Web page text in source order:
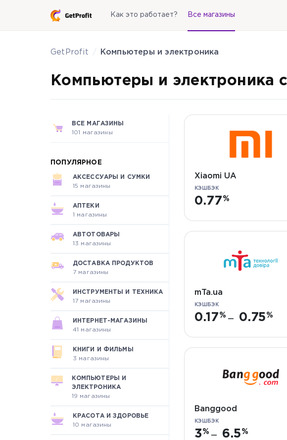
Как это работает? Все магазины
GetProfit Компьютеры и электроника
Компьютеры и электроника
ВСЕ МАГАЗИНЫ
101 магазины
ПОПУЛЯРНОЕ
АКСЕССУАРЫ И СУМКИ
15 магазины
АПТЕКИ
1 магазины
АВТОТОВАРЫ
13 магазины
ДОСТАВКА ПРОДУКТОВ
7 магазины
ИНСТРУМЕНТЫ И ТЕХНИКА
17 магазины
ИНТЕРНЕТ-МАГАЗИНЫ
41 магазины
КНИГИ И ФИЛЬМЫ
3 магазины
КОМПЬЮТЕРЫ И
ЭЛЕКТРОНИКА
19 магазины
КРАСОТА И ЗДОРОВЬЕ
10 магазины
Xiaomi UA
КЭШБЭК
0.77
mTa.ua
КЭШБЭК
0.17 — 0.75
Banggood
КЭШБЭК
3 — 6.5